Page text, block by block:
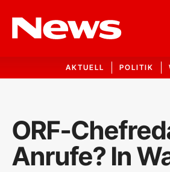
AKTUELL POLITIK
ORF-
Anrufe? In